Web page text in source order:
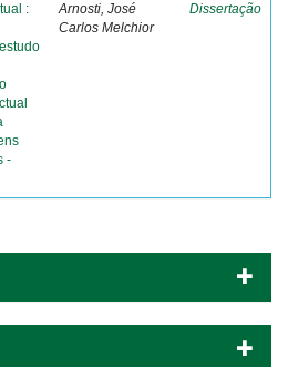
:
-
Arnosti, José
Carlos Melchior
Dissertação